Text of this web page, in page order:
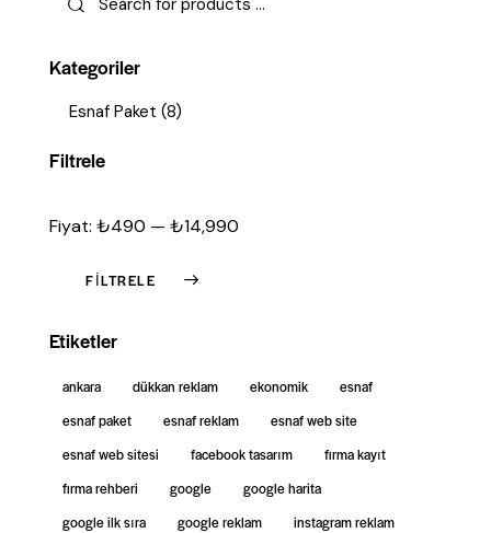
Kategoriler
Esnaf Paket (8)
Filtrele
FILTRELE
Fiyat: ₺490 — ₺14,990
Etiketler
ankara dükkan reklam ekonomik
esnaf
esnaf paket
esnaf reklam
esnaf web site
esnaf web sitesi
facebook tasarım
firma kayıt
firma rehberi
google
google harita
google ilk sıra
google reklam
instagram reklam